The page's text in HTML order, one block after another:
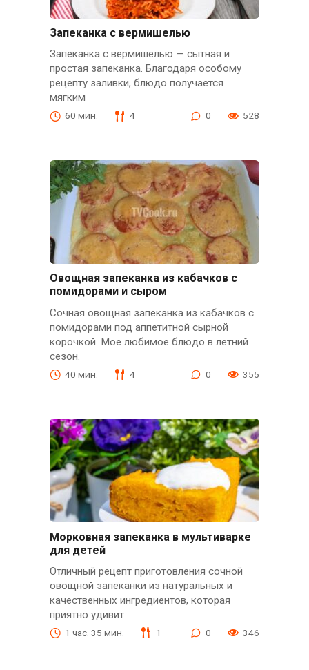
Запеканка с вермишелью
Запеканка с вермишелью — сытная и
простая запеканка. Благодаря особому
рецепту заливки, блюдо получается
мягким
60 мин. 4 0 528
Овощная запеканка из кабачков с
помидорами и сыром
Сочная овощная запеканка из кабачков с
помидорами под аппетитной сырной
корочкой. Мое любимое блюдо в летний
сезон.
40 мин. 4 0 355
Морковная запеканка в мультиварке
для детей
Отличный рецепт приготовления сочной
овощной запеканки из натуральных и
качественных ингредиентов, которая
приятно удивит
1 час. 35 мин. 1 0 346